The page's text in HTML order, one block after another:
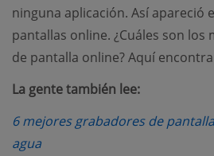
ninguna aplicación. Así apareció
pantallas online. ¿Cuáles son los
de pantalla online? Aquí
La gente también lee:
6 mejores grabadores de
agua(opens new window)